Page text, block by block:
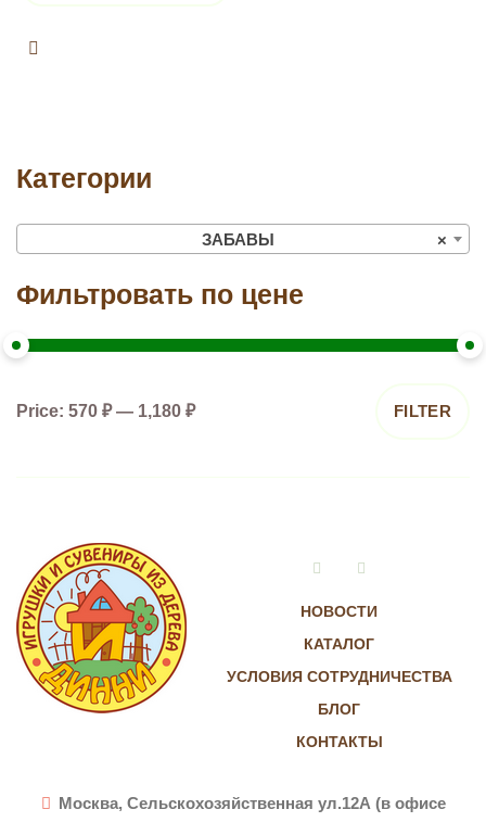
Категории
×
ЗАБАВЫ
Фильтровать по цене
FILTER
Price: 570 ₽— 1,180 ₽
НОВОСТИ
КАТАЛОГ
УСЛОВИЯ СОТРУДНИЧЕСТВА
БЛОГ
КОНТАКТЫ
VkontakteInstagram
Москва, Сельскохозяйственная ул.12А (в офисе